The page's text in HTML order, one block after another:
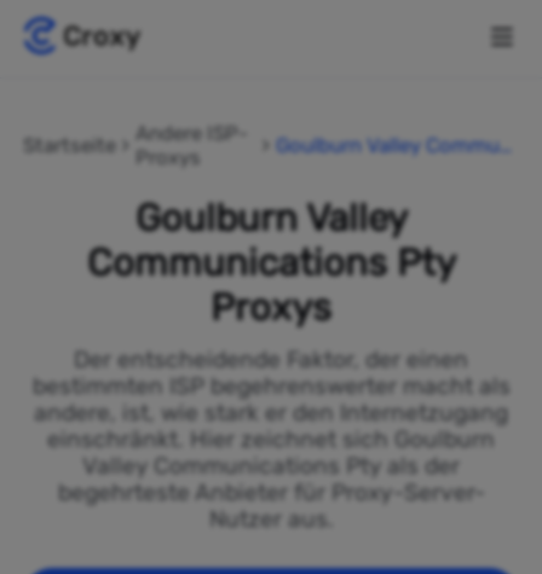
Startseite
Andere ISP-
Proxys
Goulburn Valley Communi
Goulburn Valley
Communications Pty
Proxys
Der entscheidende Faktor, der einen
bestimmten ISP begehrenswerter macht als
andere, ist, wie stark er den Internetzugang
einschränkt. Hier zeichnet sich Goulburn
Valley Communications Pty als der
begehrteste Anbieter für Proxy-Server-
Nutzer aus.